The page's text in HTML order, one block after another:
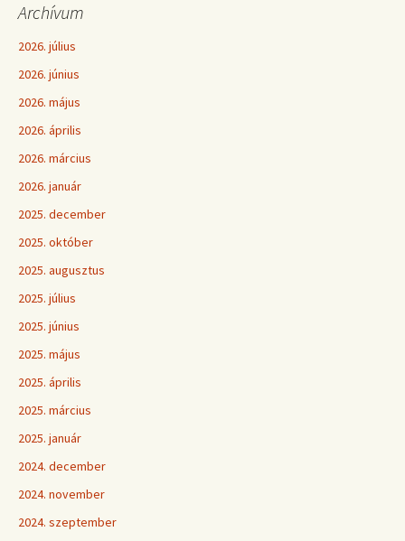
Archívum
2026. július
2026. június
2026. május
2026. április
2026. március
2026. január
2025. december
2025. október
2025. augusztus
2025. július
2025. június
2025. május
2025. április
2025. március
2025. január
2024. december
2024. november
2024. szeptember